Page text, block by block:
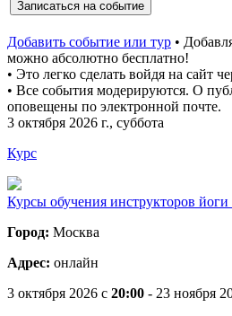
Добавить событие или тур •
можно абсолютно бесплатно!
• Это легко сделать войдя на сайт
• Все события модерируются. О
оповещены по электронной почте.
3 октября 2026 г., суббота
Курс
Курсы обучения инструкторов
Город: Москва
Адрес: онлайн
3 октября 2026 c 20:00 - 23 ноября